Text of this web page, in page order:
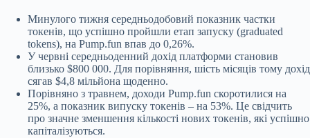
Минулого тижня середньодобовий показник частки
токенів, що успішно пройшли етап запуску (graduated
tokens), на Pump.fun впав до 0,26%.
Учервні середньоденний дохід платформи становив
близько $800 000. Для порівняння, шість місяців тому дохід
сягав $4,8 мільйона щоденно.
Порівняно з травнем, доходи Pump.fun скоротилися на
25%, а показник випуску токенів – на 53%. Це свідчить
про значне зменшення кількості нових токенів, які успішно
капіталізуються.